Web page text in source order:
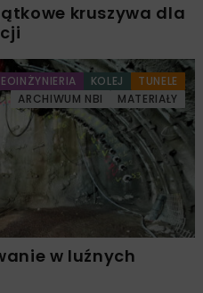
kruszywa dla
KOLEJ
TUNELE
ARCHIWUM NBI
MATERIAŁY
w luźnych